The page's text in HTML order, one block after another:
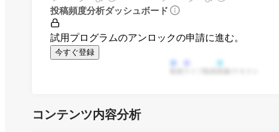
投稿頻度分析ダッシュボード
試用プログラムのアンロックの申請に進む。
今すぐ登録
コンテンツ内容分析